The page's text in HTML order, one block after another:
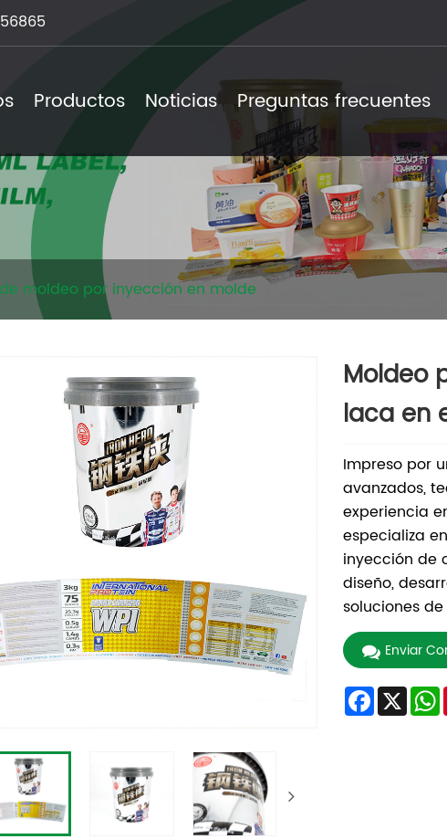
Productos Noticias Preguntas frecuentes
moldeo por inyección en molde
Moldeo
laca en
Impreso por
avanzados,
experiencia
especializa
inyección de
diseño,
soluciones
Enviar
Facebook
X